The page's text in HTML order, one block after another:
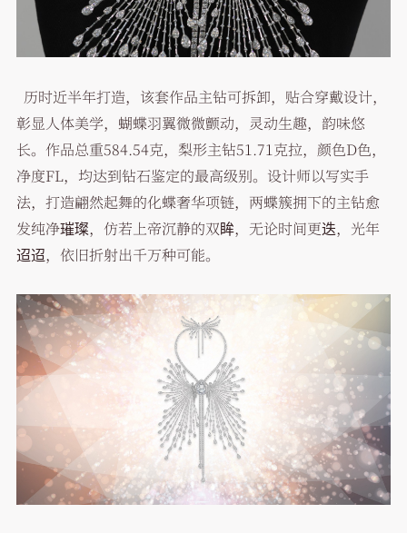
历时近半年打造，该套作品主钻可拆卸，贴合穿戴设计，
彰显人体美学，蝴蝶羽翼微微颤动，灵动生趣，韵味悠
长。作品总重584.54克，梨形主钻51.71克拉，颜色D色，
净度FL，均达到钻石鉴定的最高级别。设计师以写实手
法，打造翩然起舞的化蝶奢华项链，两蝶簇拥下的主钻愈
发纯净璀璨，仿若上帝沉静的双眸，无论时间更迭，光年
迢迢，依旧折射出千万种可能。